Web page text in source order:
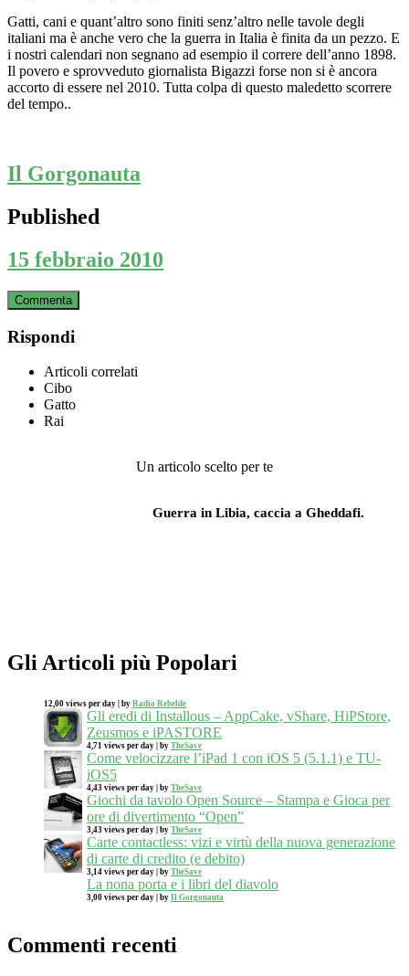
Gatti, cani e quant’altro sono finiti senz’altro nelle tavole degli
italiani ma è anche vero che la guerra in Italia è finita da un pezzo. E
i nostri calendari non segnano ad esempio il correre dell’anno 1898.
Il povero e sprovveduto giornalista Bigazzi forse non si è ancora
accorto di essere nel 2010. Tutta colpa di questo maledetto scorrere
del tempo..
Il Gorgonauta
Published
15 febbraio 2010
Commenta
Rispondi
Articoli correlati
Cibo
Gatto
Rai
Un articolo scelto per te
Guerra in Libia, caccia a Gheddafi.
Gli Articoli più Popolari
12,00 views per day by Radio Rebelde
Gli eredi di Installous – AppCake, vShare, HiPStore,
Zeusmos e iPASTORE
4,71 views per day by TheSave
Come velocizzare l’iPad 1 con iOS 5 (5.1.1) e TU-
iOS5
4,43 views per day by TheSave
Giochi da tavolo Open Source – Stampa e Gioca per
ore di divertimento “Open”
3,43 views per day by TheSave
Carte contactless: vizi e virtù della nuova generazione
di carte di credito (e debito)
3,14 views per day by TheSave
La nona porta e i libri del diavolo
3,00 views per day by Il Gorgonauta
Commenti recenti